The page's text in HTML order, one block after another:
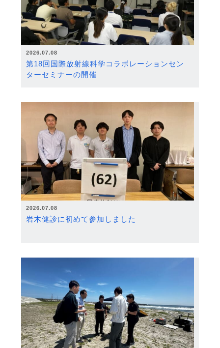
2026.07.08
第18回国際放射線科学コラボレーションセン
ターセミナーの開催
2026.07.08
岩木健診に初めて参加しました